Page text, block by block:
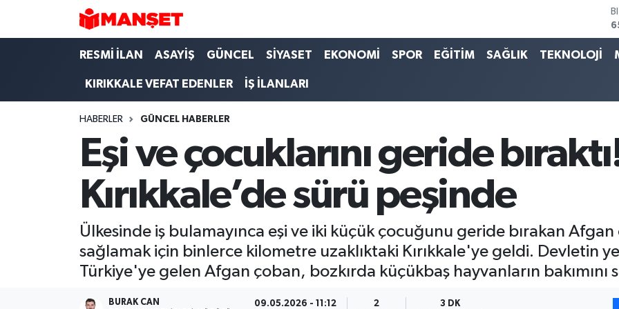
RESMİ İLAN ASAYİŞ GÜNCEL SİYASET EKONOMİ SPOR EĞİTİM SAĞLIK TEKNOLOJİ
KIRIKKALE VEFAT EDENLER İŞ İLANLARI
HABERLER GÜNCEL HABERLER
Eşi ve çocuklarını geride
Kırıkkale’de sürü peşinde
Ülkesinde iş bulamayınca eşi ve iki küçük çocuğunu geride bırakan
sağlamak için binlerce kilometre uzaklıktaki Kırıkkale'ye geldi. Devletin
Türkiye'ye gelen Afgan çoban, bozkırda küçükbaş hayvanların bakımını
BURAK CAN 09.05.2026 - 11:12 2 3 DK
Hava Durumu
Trafik Durumu
Süper Lig Puan Durumu ve Fikstür
Tüm Manşetler
Son Dakika Haberleri
Haber Arşivi